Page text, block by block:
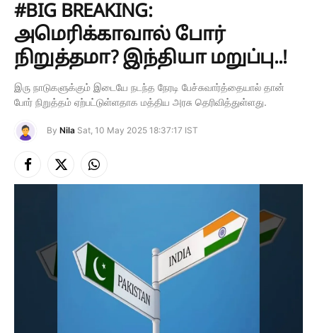
#BIG BREAKING:
அமெரிக்காவால் போர்
நிறுத்தமா? இந்தியா மறுப்பு..!
இரு நாடுகளுக்கும் இடையே நடந்த நேரடி பேச்சுவார்த்தையால் தான்
போர் நிறுத்தம் ஏற்பட்டுள்ளதாக மத்திய அரசு தெரிவித்துள்ளது.
By Nila Sat, 10 May 2025 18:37:17 IST
Facebook
X
(Twitter)
Instagram